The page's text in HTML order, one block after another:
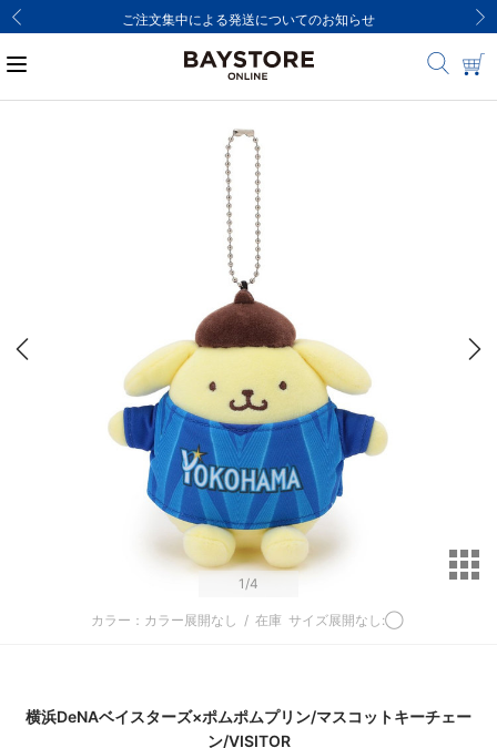
ご注文集中による発送についてのお知らせ
1/4
カラー：カラー展開なし / 在庫 サイズ展開なし:◯
横浜DeNAベイスターズ×ポムポムプリン/マスコットキーチェー
ン/VISITOR